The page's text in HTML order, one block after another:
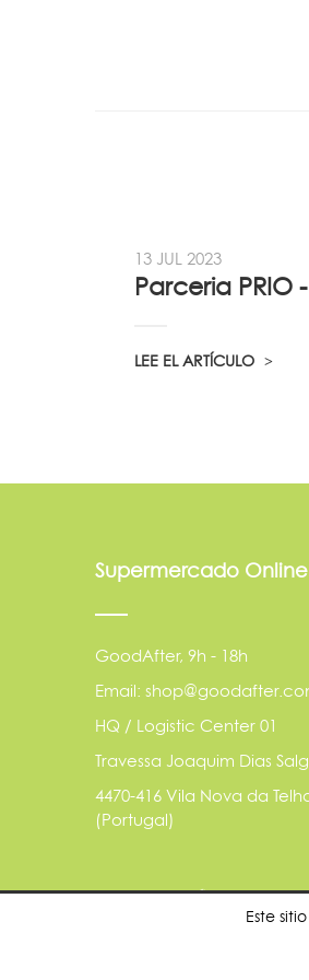
Este
13 JUL 2023
LEE EL ARTÍCULO
Supermercado Online
GoodAfter, 9h - 18h
Email:
HQ / Logistic Center 01
Travessa Joaquim Dias
4470-416 Vila Nova da
(Portugal)